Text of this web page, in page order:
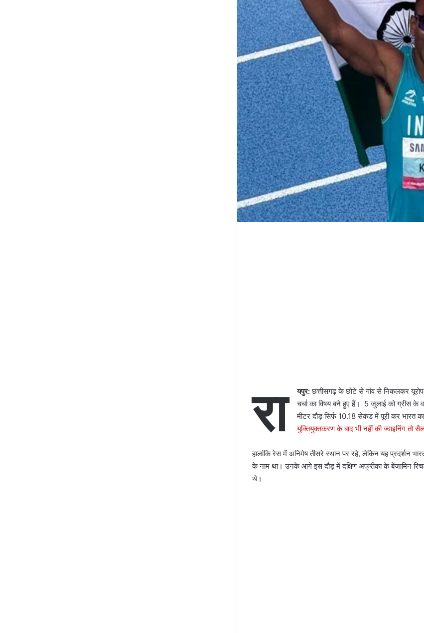
रा यपुर:छत्तीसगढ़ के छोटे से गांव से निकलकर
चर्चा का विषय बने हुए हैं। 5 जुलाई को ग्रीस के
मीटर दौड़ सिर्फ 10.18 सेकंड में पूरी कर भारत
युक्तियुक्तकरण के बाद भी नहीं की ज्वाइनिंग तो
हालांकि रेस में अनिमेष तीसरे स्थान पर रहे, लेकिन यह प्रदर्शन
के नाम था। उनके आगे इस दौड़ में दक्षिण अफ्रीका के बेंजामिन
थे।